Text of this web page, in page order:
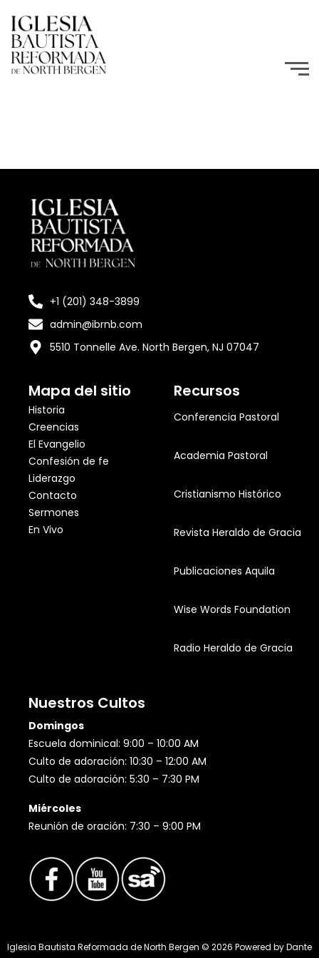
+1 (201) 348-3899
admin@ibrnb.com
5510 Tonnelle Ave. North Bergen, NJ 07047
Mapa del sitio
Historia
Creencias
El Evangelio
Confesión de fe
Liderazgo
Contacto
Sermones
En Vivo
Recursos
Conferencia Pastoral
Academia Pastoral
Cristianismo Histórico
Revista Heraldo de Gracia
Publicaciones Aquila
Wise Words Foundation
Radio Heraldo de Gracia
Nuestros Cultos
Domingos
Escuela dominical: 9:00 – 10:00 AM
Culto de adoración: 10:30 – 12:00 AM
Culto de adoración: 5:30 – 7:30 PM
Miércoles
Reunión de oración: 7:30 – 9:00 PM
Iglesia Bautista Reformada de North Bergen © 2026 Powered byDante